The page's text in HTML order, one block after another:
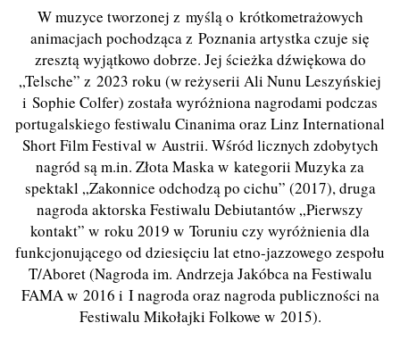
W muzyce tworzonej z myślą o krótkometrażowych
animacjach pochodząca z Poznania artystka czuje się
zresztą wyjątkowo dobrze. Jej ścieżka dźwiękowa do
„Telsche” z 2023 roku (w reżyserii Ali Nunu Leszyńskiej
i Sophie Colfer) została wyróżniona nagrodami podczas
portugalskiego festiwalu Cinanima oraz Linz International
Short Film Festival w Austrii. Wśród licznych zdobytych
nagród są m.in. Złota Maska w kategorii Muzyka za
spektakl „Zakonnice odchodzą po cichu” (2017), druga
nagroda aktorska Festiwalu Debiutantów „Pierwszy
kontakt” w roku 2019 w Toruniu czy wyróżnienia dla
funkcjonującego od dziesięciu lat etno-jazzowego zespołu
T/Aboret (Nagroda im. Andrzeja Jakóbca na Festiwalu
FAMA w 2016 i I nagroda oraz nagroda publiczności na
Festiwalu Mikołajki Folkowe w 2015).